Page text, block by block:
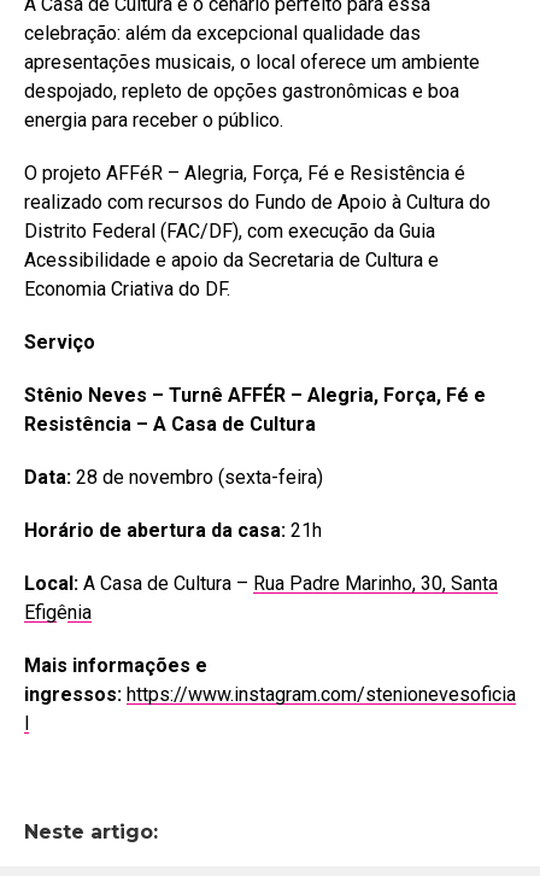
A Casa de Cultura é o cenário perfeito para essa
celebração: além da excepcional qualidade das
apresentações musicais, o local oferece um ambiente
despojado, repleto de opções gastronômicas e boa
energia para receber o público.
O projeto AFFéR – Alegria, Força, Fé e Resistência é
realizado com recursos do Fundo de Apoio à Cultura do
Distrito Federal (FAC/DF), com execução da Guia
Acessibilidade e apoio da Secretaria de Cultura e
Economia Criativa do DF.
Serviço
Stênio Neves – Turnê AFFÉR – Alegria, Força, Fé e
Resistência – A Casa de Cultura
Data: 28 de novembro (sexta-feira)
Horário de abertura da casa: 21h
Local: A Casa de Cultura – Rua Padre Marinho, 30, Santa
Efigênia
Mais informações e
ingressos: https://www.instagram.com/stenionevesoficia
Neste artigo: